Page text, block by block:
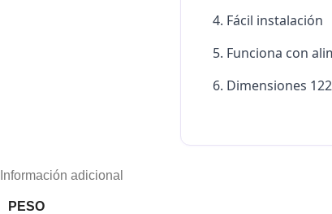
Fácil instalación
Funciona con
Dimensiones
Información adicional
PESO